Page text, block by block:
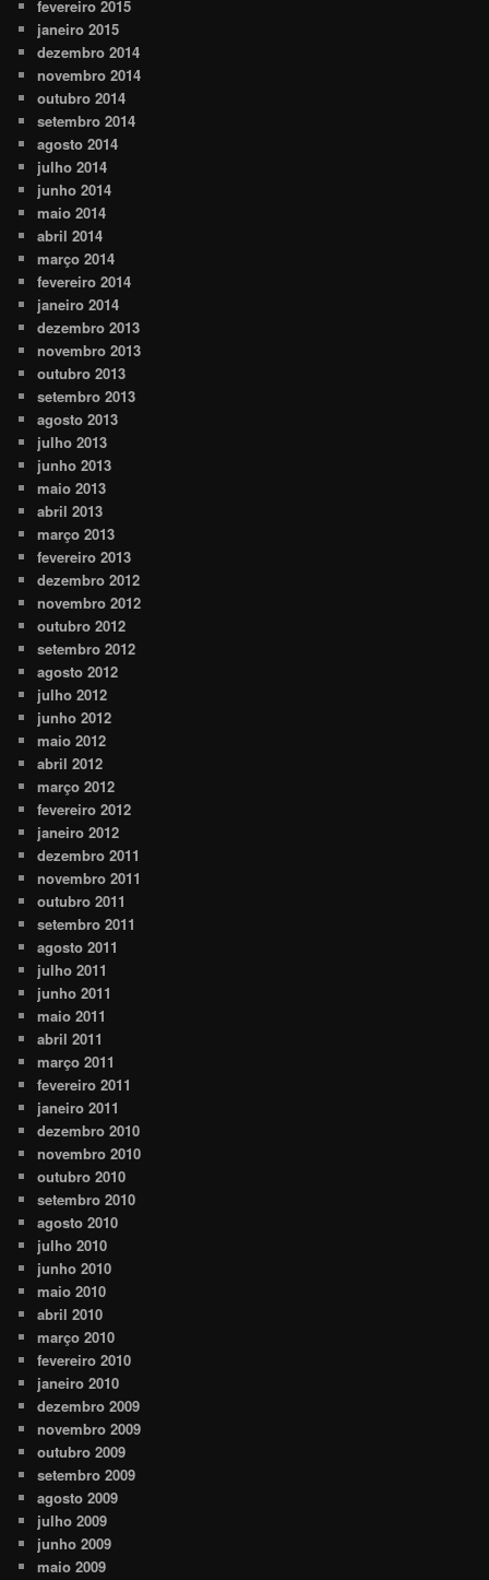
fevereiro 2015
janeiro 2015
dezembro 2014
novembro 2014
outubro 2014
setembro 2014
agosto 2014
julho 2014
junho 2014
maio 2014
abril 2014
março 2014
fevereiro 2014
janeiro 2014
dezembro 2013
novembro 2013
outubro 2013
setembro 2013
agosto 2013
julho 2013
junho 2013
maio 2013
abril 2013
março 2013
fevereiro 2013
dezembro 2012
novembro 2012
outubro 2012
setembro 2012
agosto 2012
julho 2012
junho 2012
maio 2012
abril 2012
março 2012
fevereiro 2012
janeiro 2012
dezembro 2011
novembro 2011
outubro 2011
setembro 2011
agosto 2011
julho 2011
junho 2011
maio 2011
abril 2011
março 2011
fevereiro 2011
janeiro 2011
dezembro 2010
novembro 2010
outubro 2010
setembro 2010
agosto 2010
julho 2010
junho 2010
maio 2010
abril 2010
março 2010
fevereiro 2010
janeiro 2010
dezembro 2009
novembro 2009
outubro 2009
setembro 2009
agosto 2009
julho 2009
junho 2009
maio 2009